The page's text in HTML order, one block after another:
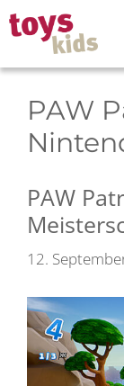
Zum
Inhalt
springen
PAW
PAW
12.